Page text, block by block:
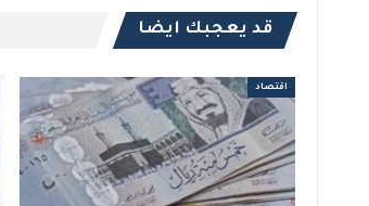
قد يعجبك ايضا
اقتصاد